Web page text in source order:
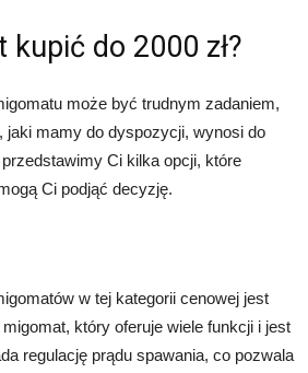
do 2000 zł?
może być trudnym zadaniem,
jaki mamy do dyspozycji, wynosi do
Ci kilka opcji, które
Ci podjąć decyzję.
w tej kategorii cenowej jest
który oferuje wiele funkcji i jest
regulację prądu spawania, co pozwala